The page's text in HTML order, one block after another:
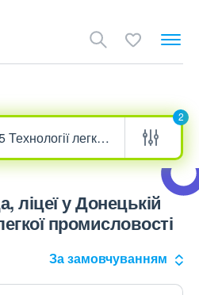
2
ліцеї у Донецькій
промисловості
За замовчуванням